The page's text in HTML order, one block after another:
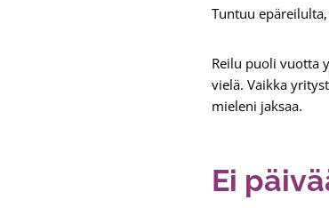
Tuntuu
Reilu puoli vuotta
vielä. Vaikka
mieleni jaksaa.
Ei